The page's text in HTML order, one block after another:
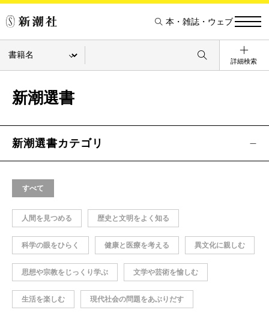
本・雑誌・ウェブ
詳細検索
新潮選書
新潮選書カテゴリ
すべて
人間を見つめる 歴史と文明をよく知る
科学の眼をひらく 健康と医療を考える 異文化に親しむ
思想や宗教をじっくり学ぶ 文学や芸術を愉しむ
生活を楽しむ 現代社会の問題をあぶりだす